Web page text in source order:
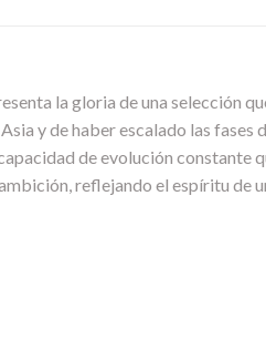
la gloria de una selección
y de haber escalado las fases
de evolución constante
reflejando el espíritu de